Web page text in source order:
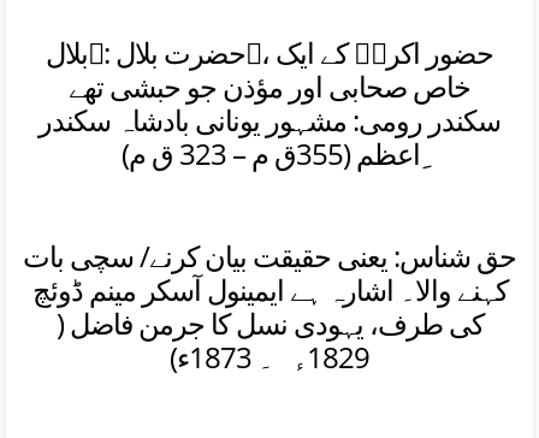
بلال:
خاص صحابی اور مؤذن جو حبشی تھے
سکندر رومی: مشہور یونانی بادشاہ سکندر
ِاعظم (355ق م – 323 ق م)
حق شناس: یعنی حقیقت بیان کرنے/ سچی بات
کہنے والا۔ اشارہ ہے ایمینول آسکر مینم ڈوئچ
کی طرف، یہودی نسل کا جرمن فاضل (
1829ء ۔ 1873ء)